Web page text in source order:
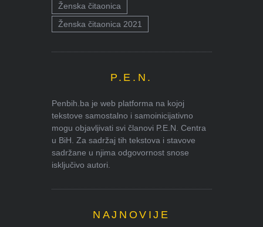
Ženska čitaonica
Ženska čitaonica 2021
P.E.N.
Penbih.ba je web platforma na kojoj
tekstove samostalno i samoinicijativno
mogu objavljivati svi članovi P.E.N. Centra
u BiH. Za sadržaj tih tekstova i stavove
sadržane u njima odgovornost snose
isključivo autori.
NAJNOVIJE